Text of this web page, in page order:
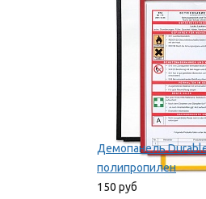
Демопанель
полипропилен
150 руб